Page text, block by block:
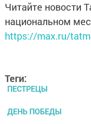
Читайте новости
национальном
https://max.ru/
Теги:
ПЕСТРЕЦЫ
ДЕНЬ ПОБЕДЫ